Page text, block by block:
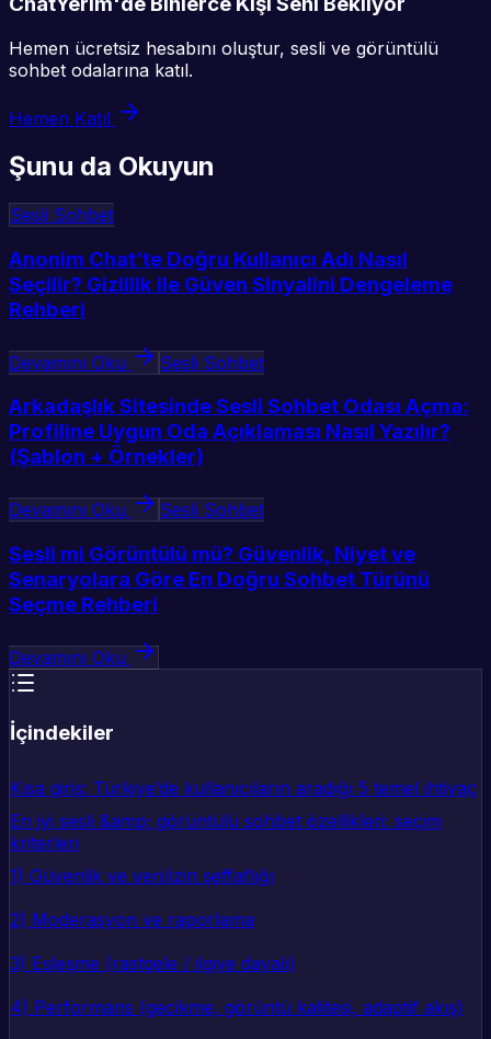
Hemen ücretsiz hesabını oluştur, sesli ve görüntülü
sohbet odalarına katıl.
Hemen Katıl
Şunu da Okuyun
Sesli Sohbet
Anonim Chat’te Doğru Kullanıcı Adı Nasıl
Seçilir? Gizlilik ile Güven Sinyalini Dengeleme
Rehberi
Devamını Oku Sesli Sohbet
Arkadaşlık Sitesinde Sesli Sohbet Odası Açma:
Profiline Uygun Oda Açıklaması Nasıl Yazılır?
(Şablon + Örnekler)
Devamını Oku Sesli Sohbet
Sesli mi Görüntülü mü? Güvenlik, Niyet ve
Senaryolara Göre En Doğru Sohbet Türünü
Seçme Rehberi
Devamını Oku
İçindekiler
Kısa giriş: Türkiye’de kullanıcıların aradığı 5 temel ihtiyaç
En iyi sesli &amp; görüntülü sohbet özellikleri: seçim
kriterleri
1) Güvenlik ve veri/izin şeffaflığı
2) Moderasyon ve raporlama
3) Eşleşme (rastgele / ilgiye dayalı)
4) Performans (gecikme, görüntü kalitesi, adaptif akış)